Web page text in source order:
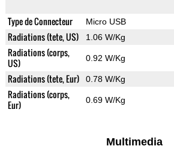
Type de Connecteur Micro USB
Radiations (tete, US) 1.06 W/Kg
Radiations (corps,
US)
0.92 W/Kg
Radiations (tete, Eur) 0.78 W/Kg
Radiations (corps,
Eur)
0.69 W/Kg
Multimedia